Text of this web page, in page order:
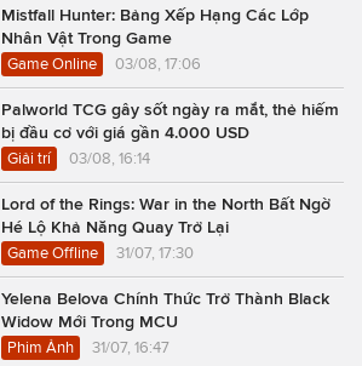
Mistfall Hunter: Bảng Xếp Hạng Các Lớp
Nhân Vật Trong Game
Game Online 03/08, 17:06
Palworld TCG gây sốt ngày ra mắt, thẻ hiếm
bị đầu cơ với giá gần 4.000 USD
Giải trí 03/08, 16:14
Lord of the Rings: War in the North Bất Ngờ
Hé Lộ Khả Năng Quay Trở Lại
Game Offline 31/07, 17:30
Yelena Belova Chính Thức Trở Thành Black
Widow Mới Trong MCU
Phim Ảnh 31/07, 16:47